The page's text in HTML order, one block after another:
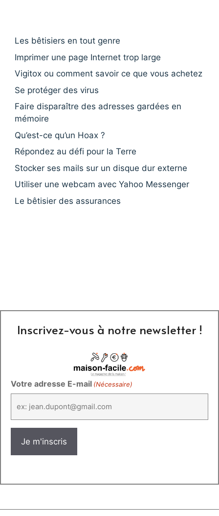
Les bêtisiers en tout genre
Imprimer une page Internet trop large
Vigitox ou comment savoir ce que vous achetez
Se protéger des virus
Faire disparaître des adresses gardées en
mémoire
Qu’est-ce qu’un Hoax ?
Répondez au défi pour la Terre
Stocker ses mails sur un disque dur externe
Utiliser une webcam avec Yahoo Messenger
Le bêtisier des assurances
Inscrivez-vous à notre newsletter !
Votre adresse E-mail (Nécessaire)